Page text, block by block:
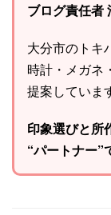
ブログ責任者
大分市のトキ
時計・メガネ
提案していま
印象選びと所
“パートナー”